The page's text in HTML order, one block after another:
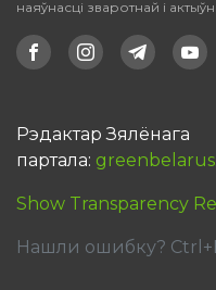
наяўнасці зваротнай і
Рэдактар Зялёнага
партала:
Show Transparency
Нашли ошибку?